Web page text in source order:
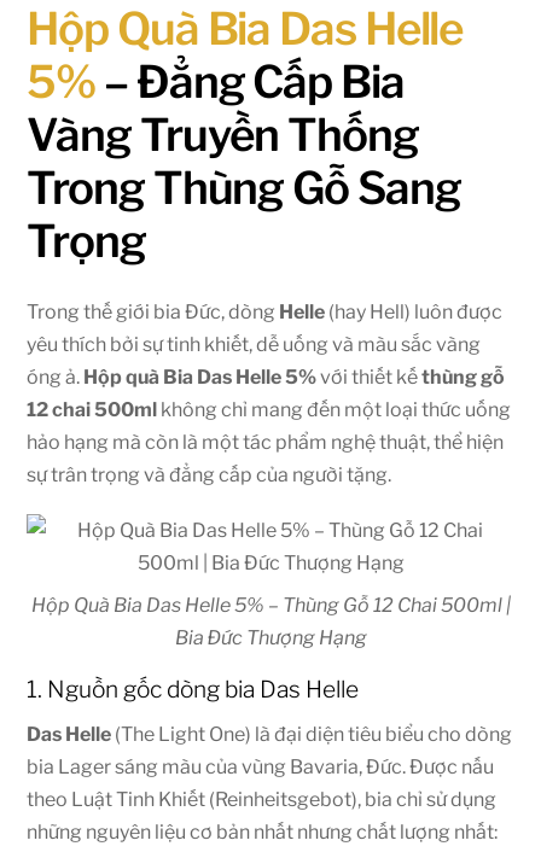
Hộp Quà Bia Das Helle
5% – Đẳng Cấp Bia
Vàng Truyền Thống
Trong Thùng Gỗ Sang
Trọng
Trong thế giới bia Đức, dòng Helle (hay Hell) luôn được
yêu thích bởi sự tinh khiết, dễ uống và màu sắc vàng
óng ả. Hộp quà Bia Das Helle 5%với thiết kếthùng gỗ
12 chai 500ml không chỉ mang đến một loại thức uống
hảo hạng mà còn là một tác phẩm nghệ thuật, thể hiện
sự trân trọng và đẳng cấp của người tặng.
Hộp Quà Bia Das Helle 5% – Thùng Gỗ 12 Chai 500ml |
Bia Đức Thượng Hạng
1. Nguồn gốc dòng bia Das Helle
Das Helle (The Light One) là đại diện tiêu biểu cho dòng
bia Lager sáng màu của vùng Bavaria, Đức. Được nấu
theo Luật Tinh Khiết (Reinheitsgebot), bia chỉ sử dụng
những nguyên liệu cơ bản nhất nhưng chất lượng nhất: